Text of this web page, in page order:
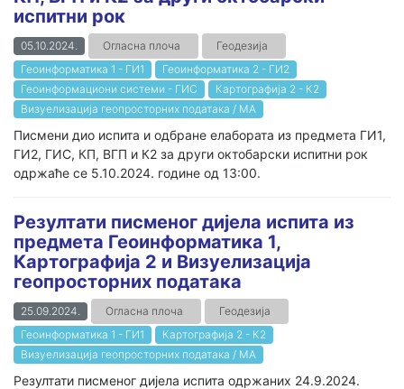
испитни рок
05.10.2024. Огласна плоча
Геодезија
Геоинформатика 1 - ГИ1
Геоинформатика 2 - ГИ2
Геоинформациони системи - ГИС
Картографија 2 - К2
Визуелизација геопросторних података / МА
Писмени дио испита и одбране елабората из предмета ГИ1,
ГИ2, ГИС, КП, ВГП и К2 за други октобарски испитни рок
одржаће се 5.10.2024. године од 13:00.
Резултати писменог дијела испита из
предмета Геоинформатика 1,
Картографија 2 и Визуелизација
геопросторних података
25.09.2024. Огласна плоча
Геодезија
Геоинформатика 1 - ГИ1
Картографија 2 - К2
Визуелизација геопросторних података / МА
Резултати писменог дијела испита одржаних 24.9.2024.